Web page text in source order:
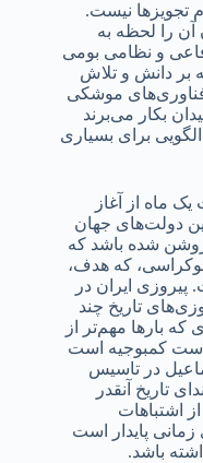
تجویزها نیست.
آن را لحظه به
و نظامی بومی
بر دانش و تلاش
موشکی
بکار می‌برند
برای بسیاری
ماه از آغاز
دولت‌های جهان
شده باشد که
که هدف،
پیروزی ایران در
تاریخ چند
که بارها مهم‌تر از
کمبوجیه است
در تاسیس
تاریخ آنقدر
اشتباهات
پایدار است
باشد.